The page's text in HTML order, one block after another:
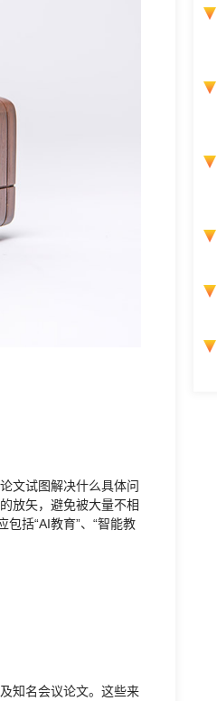
文试图解决什么具体问
放矢，避免被大量不相
括“AI教育”、“智能教
知名会议论文。这些来